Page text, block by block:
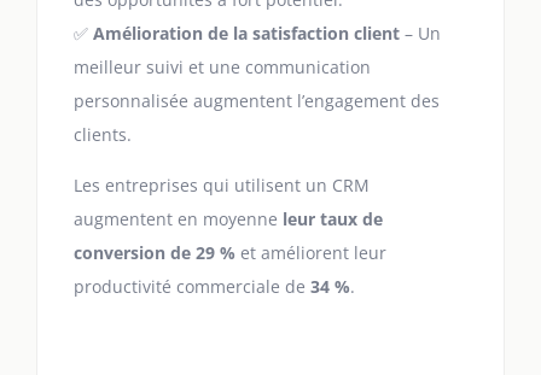
✅ Amélioration de la satisfaction client – Un
meilleur suivi et une communication
personnalisée augmentent l’engagement des
clients.
Les entreprises qui utilisent un CRM
augmentent en moyenne leur taux de
conversion de 29 % et améliorent leur
productivité commerciale de 34 %.